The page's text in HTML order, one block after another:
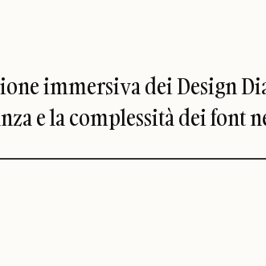
immersiva dei Design
e la complessità dei font